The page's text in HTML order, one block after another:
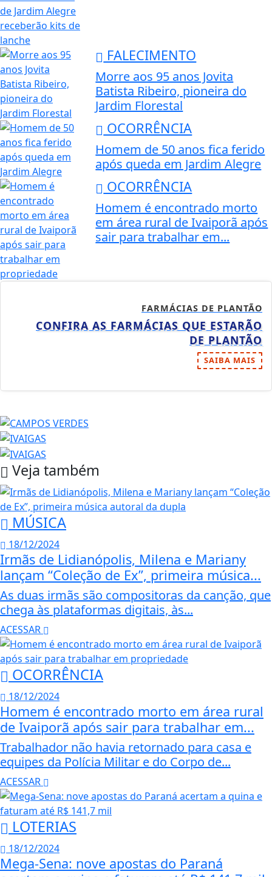
FALECIMENTO
Morre aos 95 anos Jovita
Batista Ribeiro, pioneira do
Jardim Florestal
OCORRÊNCIA
Homem de 50 anos fica ferido
após queda em Jardim Alegre
OCORRÊNCIA
Homem é encontrado morto
em área rural de Ivaiporã após
sair para trabalhar em...
FARMÁCIAS DE PLANTÃO
CONFIRA AS FARMÁCIAS QUE ESTARÃO
DE PLANTÃO
SAIBA MAIS
Veja também
MÚSICA
18/12/2024
Irmãs de Lidianópolis, Milena e Mariany
lançam “Coleção de Ex”, primeira música...
As duas irmãs são compositoras da canção, que
chega às plataformas digitais, às...
ACESSAR
OCORRÊNCIA
18/12/2024
Homem é encontrado morto em área rural
de Ivaiporã após sair para trabalhar em...
Trabalhador não havia retornado para casa e
equipes da Polícia Militar e do Corpo de...
ACESSAR
LOTERIAS
18/12/2024
Mega-Sena: nove apostas do Paraná